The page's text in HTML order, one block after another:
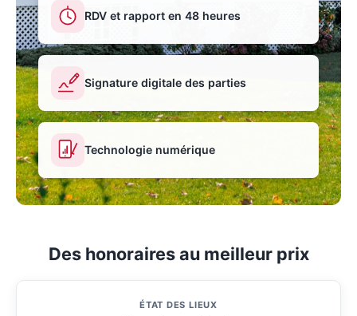
RDV et rapport en 48 heures
Signature digitale des parties
Technologie numérique
Des honoraires au meilleur prix
ÉTAT DES LIEUX